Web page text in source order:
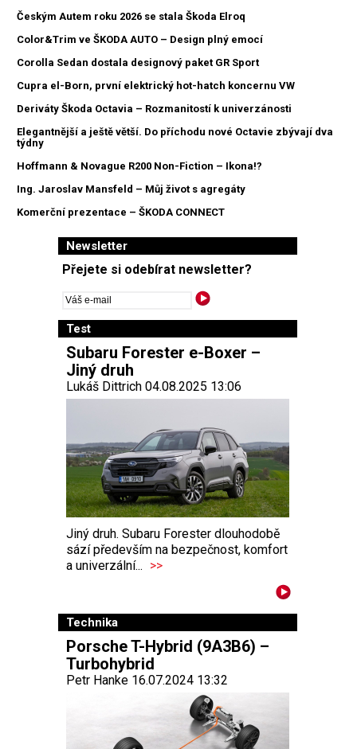
Českým Autem roku 2026 se stala Škoda Elroq
Color&Trim ve ŠKODA AUTO – Design plný emocí
Corolla Sedan dostala designový paket GR Sport
Cupra el-Born, první elektrický hot-hatch koncernu VW
Deriváty Škoda Octavia – Rozmanitostí k univerzánosti
Elegantnější a ještě větší. Do příchodu nové Octavie zbývají dva
týdny
Hoffmann & Novague R200 Non-Fiction – Ikona!?
Ing. Jaroslav Mansfeld – Můj život s agregáty
Komerční prezentace – ŠKODA CONNECT
Newsletter
Přejete si odebírat newsletter?
Test
Subaru Forester e-Boxer –
Jiný druh
Lukáš Dittrich 04.08.2025 13:06
Jiný druh. Subaru Forester dlouhodobě
sází především na bezpečnost, komfort
a univerzální... >>
Technika
Porsche T-Hybrid (9A3B6) –
Turbohybrid
Petr Hanke 16.07.2024 13:32